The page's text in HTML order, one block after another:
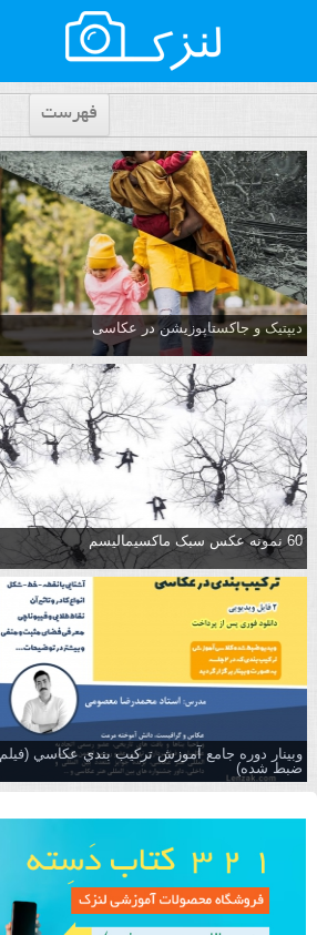
فهرست
دیپتیک و جاکستا‌پوزیشن در عکاسی
60 نمونه عکس سبک ماکسیمالیسم
وبینار دوره جامع آموزش تركيب بندي عكاسي (فیلم
ضبط شده)